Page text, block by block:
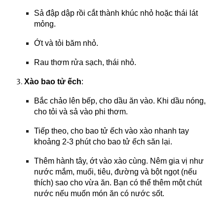
Sả đập dập rồi cắt thành khúc nhỏ hoặc thái lát
mỏng.
Ớt và tỏi băm nhỏ.
Rau thơm rửa sạch, thái nhỏ.
Xào bao tử ếch:
Bắc chảo lên bếp, cho dầu ăn vào. Khi dầu nóng,
cho tỏi và sả vào phi thơm.
Tiếp theo, cho bao tử ếch vào xào nhanh tay
khoảng 2-3 phút cho bao tử ếch săn lại.
Thêm hành tây, ớt vào xào cùng. Nêm gia vị như
nước mắm, muối, tiêu, đường và bột ngọt (nếu
thích) sao cho vừa ăn. Bạn có thể thêm một chút
nước nếu muốn món ăn có nước sốt.